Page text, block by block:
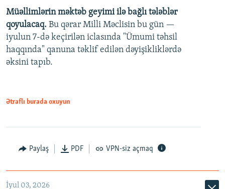
Auto 240p 360p 480p
720p 1080p
360p
480p
720p
Müəllimlərin məktəb geyimi ilə bağlı tələblər
qoyulacaq. Bu qərar Milli Məclisin bu gün —
iyulun 7-də keçirilən iclasında "Ümumi təhsil
haqqında" qanuna təklif edilən dəyişikliklərdə
əksini tapıb.
Ətraflı burada oxuyun
Paylaş PDF VPN-siz açmaq
İyul 03, 2026